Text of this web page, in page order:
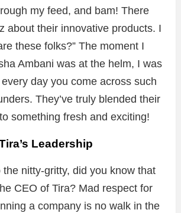
my feed, and bam! There
about their innovative products. I
these folks?” The moment I
Ambani was at the helm, I was
every day you come across such
They’ve truly blended their
something fresh and exciting!
Leadership
the nitty-gritty, did you know that
CEO of Tira? Mad respect for
a company is no walk in the